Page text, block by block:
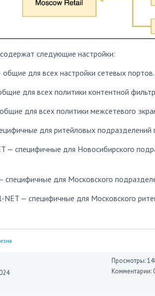
следующие настройки:
для всех настройки сетевых портов.
для всех политики контентной
для всех политики межсетевого
для ритейловых подразделений
— специфичные для Новосибирского
для Московского
— специфичные для Московского
Просмотры:
Комментарии: